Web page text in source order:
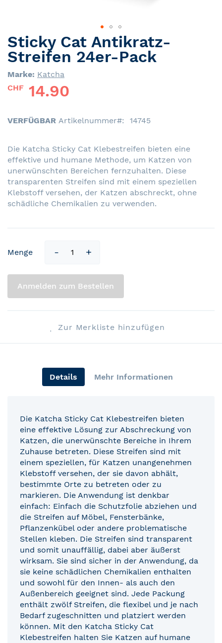
Skip
to
the
beginning
the
gallery
Sticky Cat Antikratz-
Streifen 24er-Pack
Marke: Katcha
CHF 14.90
VERFÜGBAR Artikelnummer 14745
Die Katcha Sticky Cat Klebestreifen bieten eine
effektive und humane Methode, um Katzen von
unerwünschten Bereichen fernzuhalten. Diese
transparenten Streifen sind mit einem speziellen
Klebstoff versehen, der Katzen abschreckt, ohne
schädliche Chemikalien zu verwenden.
Menge
Anmelden zum Bestellen
Zur Merkliste hinzufügen
Details Mehr Informationen
Die Katcha Sticky Cat Klebestreifen bieten
eine effektive Lösung zur Abschreckung von
Katzen, die unerwünschte Bereiche in Ihrem
Zuhause betreten. Diese Streifen sind mit
einem speziellen, für Katzen unangenehmen
Klebstoff versehen, der sie davon abhält,
bestimmte Orte zu betreten oder zu
markieren. Die Anwendung ist denkbar
einfach: Einfach die Schutzfolie abziehen und
die Streifen auf Möbel, Fensterbänke,
Pflanzenkübel oder andere problematische
Stellen kleben. Die Streifen sind transparent
und somit unauffällig, dabei aber äußerst
wirksam. Sie sind sicher in der Anwendung, da
sie keine schädlichen Chemikalien enthalten
und sowohl für den Innen- als auch den
Außenbereich geeignet sind. Jede Packung
enthält zwölf Streifen, die flexibel und je nach
Bedarf zugeschnitten und platziert werden
können. Mit den Katcha Sticky Cat
Klebestreifen halten Sie Katzen auf humane